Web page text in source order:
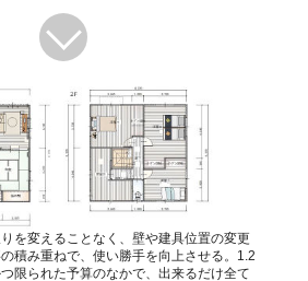
を変えることなく、壁や建具位置の変更
積み重ねで、使い勝手を向上させる。1.2
限られた予算のなかで、出来るだけ全て